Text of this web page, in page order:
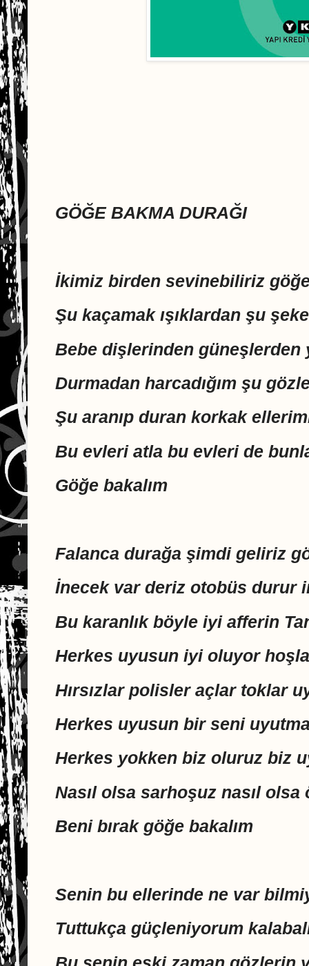
GÖĞE BAKMA DURAĞI
İkimiz birden sevinebiliriz
Şu kaçamak ışıklardan şu
Bebe dişlerinden güneşlerden
Durmadan harcadığım şu
Şu aranıp duran korkak
Bu evleri atla bu evleri de
Göğe bakalım
Falanca durağa şimdi geliriz
İnecek var deriz otobüs durur
Bu karanlık böyle iyi afferin
Herkes uyusun iyi oluyor
Hırsızlar polisler açlar toklar
Herkes uyusun bir seni
Herkes yokken biz oluruz biz
Nasıl olsa sarhoşuz nasıl
Beni bırak göğe bakalım
Senin bu ellerinde ne var
Tuttukça güçleniyorum